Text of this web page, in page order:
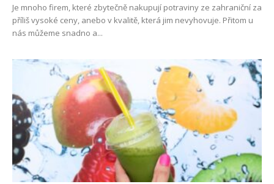
Je mnoho firem, které zbytečně nakupují potraviny ze zahraniční za
příliš vysoké ceny, anebo v kvalitě, která jim nevyhovuje. Přitom u
nás můžeme snadno a...